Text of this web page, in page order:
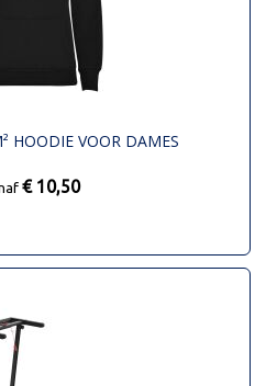
HOODIE VOOR DAMES
€ 10,50